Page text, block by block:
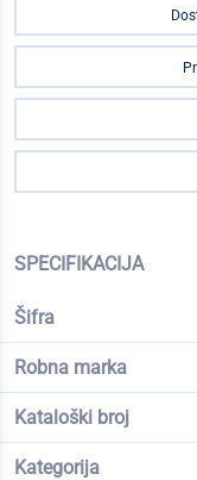
SPECIFIKACIJA
Šifra
Robna marka
Kataloški broj
Kategorija